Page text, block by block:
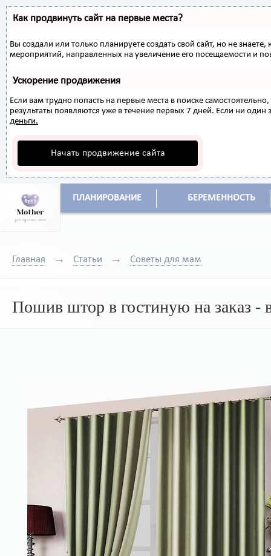
Как продвинуть сайт на первые места?
Вы создали или только планируете создать свой сайт, но не
мероприятий, направленных на увеличение его посещаемости и
Ускорение продвижения
Если вам трудно попасть на первые места в поиске
результаты появляются уже в течение первых 7 дней. Если ни один
деньги.
Начать продвижение сайта
ПЛАНИРОВАНИЕ БЕРЕМЕННОСТЬ
Главная Статьи Советы для мам
Пошив штор в гостиную на заказ -